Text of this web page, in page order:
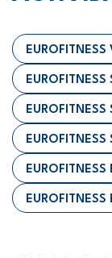
EUROFITNESS
EUROFITNESS
EUROFITNESS
EUROFITNESS
EUROFITNESS